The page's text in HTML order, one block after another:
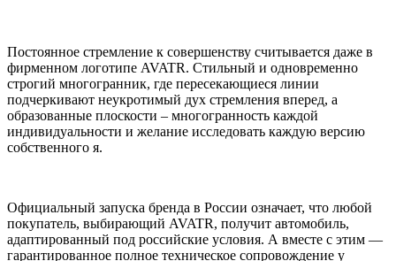
Постоянное стремление к совершенству считывается даже в
фирменном логотипе AVATR. Стильный и одновременно
строгий многогранник, где пересекающиеся линии
подчеркивают неукротимый дух стремления вперед, а
образованные плоскости – многогранность каждой
индивидуальности и желание исследовать каждую версию
собственного я.
Официальный запуска бренда в России означает, что любой
покупатель, выбирающий AVATR, получит автомобиль,
адаптированный под российские условия. А вместе с этим —
гарантированное полное техническое сопровождение у